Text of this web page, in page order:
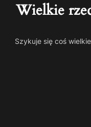
Wielkie
Szykuje się coś